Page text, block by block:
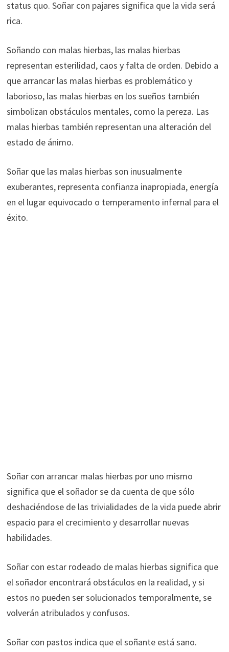
status quo. Soñar con pajares significa que la vida será
rica.
Soñando con malas hierbas, las malas hierbas
representan esterilidad, caos y falta de orden. Debido a
que arrancar las malas hierbas es problemático y
laborioso, las malas hierbas en los sueños también
simbolizan obstáculos mentales, como la pereza. Las
malas hierbas también representan una alteración del
estado de ánimo.
Soñar que las malas hierbas son inusualmente
exuberantes, representa confianza inapropiada, energía
en el lugar equivocado o temperamento infernal para el
éxito.
Soñar con arrancar malas hierbas por uno mismo
significa que el soñador se da cuenta de que sólo
deshaciéndose de las trivialidades de la vida puede abrir
espacio para el crecimiento y desarrollar nuevas
habilidades.
Soñar con estar rodeado de malas hierbas significa que
el soñador encontrará obstáculos en la realidad, y si
estos no pueden ser solucionados temporalmente, se
volverán atribulados y confusos.
Soñar con pastos indica que el soñante está sano.